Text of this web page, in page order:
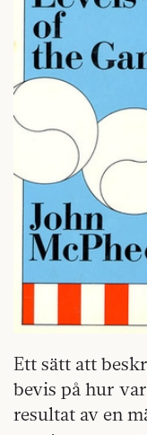
Ett sätt att
bevis på hur
resultat av en